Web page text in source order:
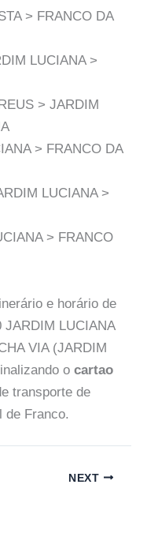
> FRANCO DA
LUCIANA >
> JARDIM
> FRANCO DA
LUCIANA >
> FRANCO
e horário de
JARDIM LUCIANA
VIA (JARDIM
o cartao
transporte de
de Franco.
NEXT